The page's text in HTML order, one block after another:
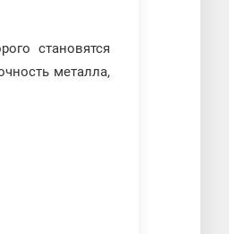
становятся
металла,